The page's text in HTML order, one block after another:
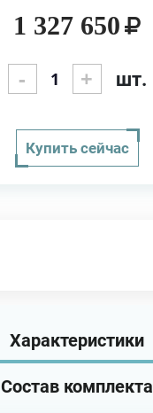
1 327 650
-
+ шт.
Купить сейчас
Характеристики
Состав комплекта